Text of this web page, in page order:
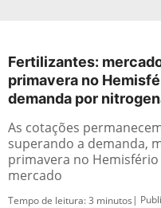
Fertilizantes:
primavera no
demanda por
As cotações
superando a demanda,
primavera no
mercado
Tempo de leitura:3 minutos |